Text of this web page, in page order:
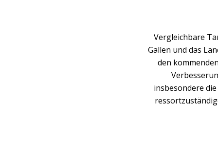
Vergleichbare
Gallen und das
den
insbesondere